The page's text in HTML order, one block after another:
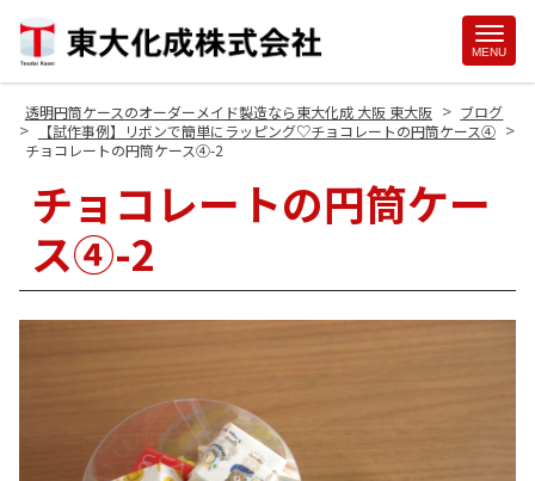
MENU
透明円筒ケースのオーダーメイド製造なら東大化成 大阪 東大阪 > ブログ
> 【試作事例】リボンで簡単にラッピング♡チョコレートの円筒ケース④ >
チョコレートの円筒ケース④-2
チョコレートの円筒ケー
ス④-2
Site
Footer